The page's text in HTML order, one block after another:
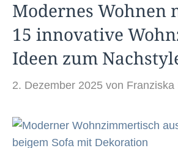
Modernes Wohnen
15 innovative
Ideen zum
2. Dezember 2025 von Franziska